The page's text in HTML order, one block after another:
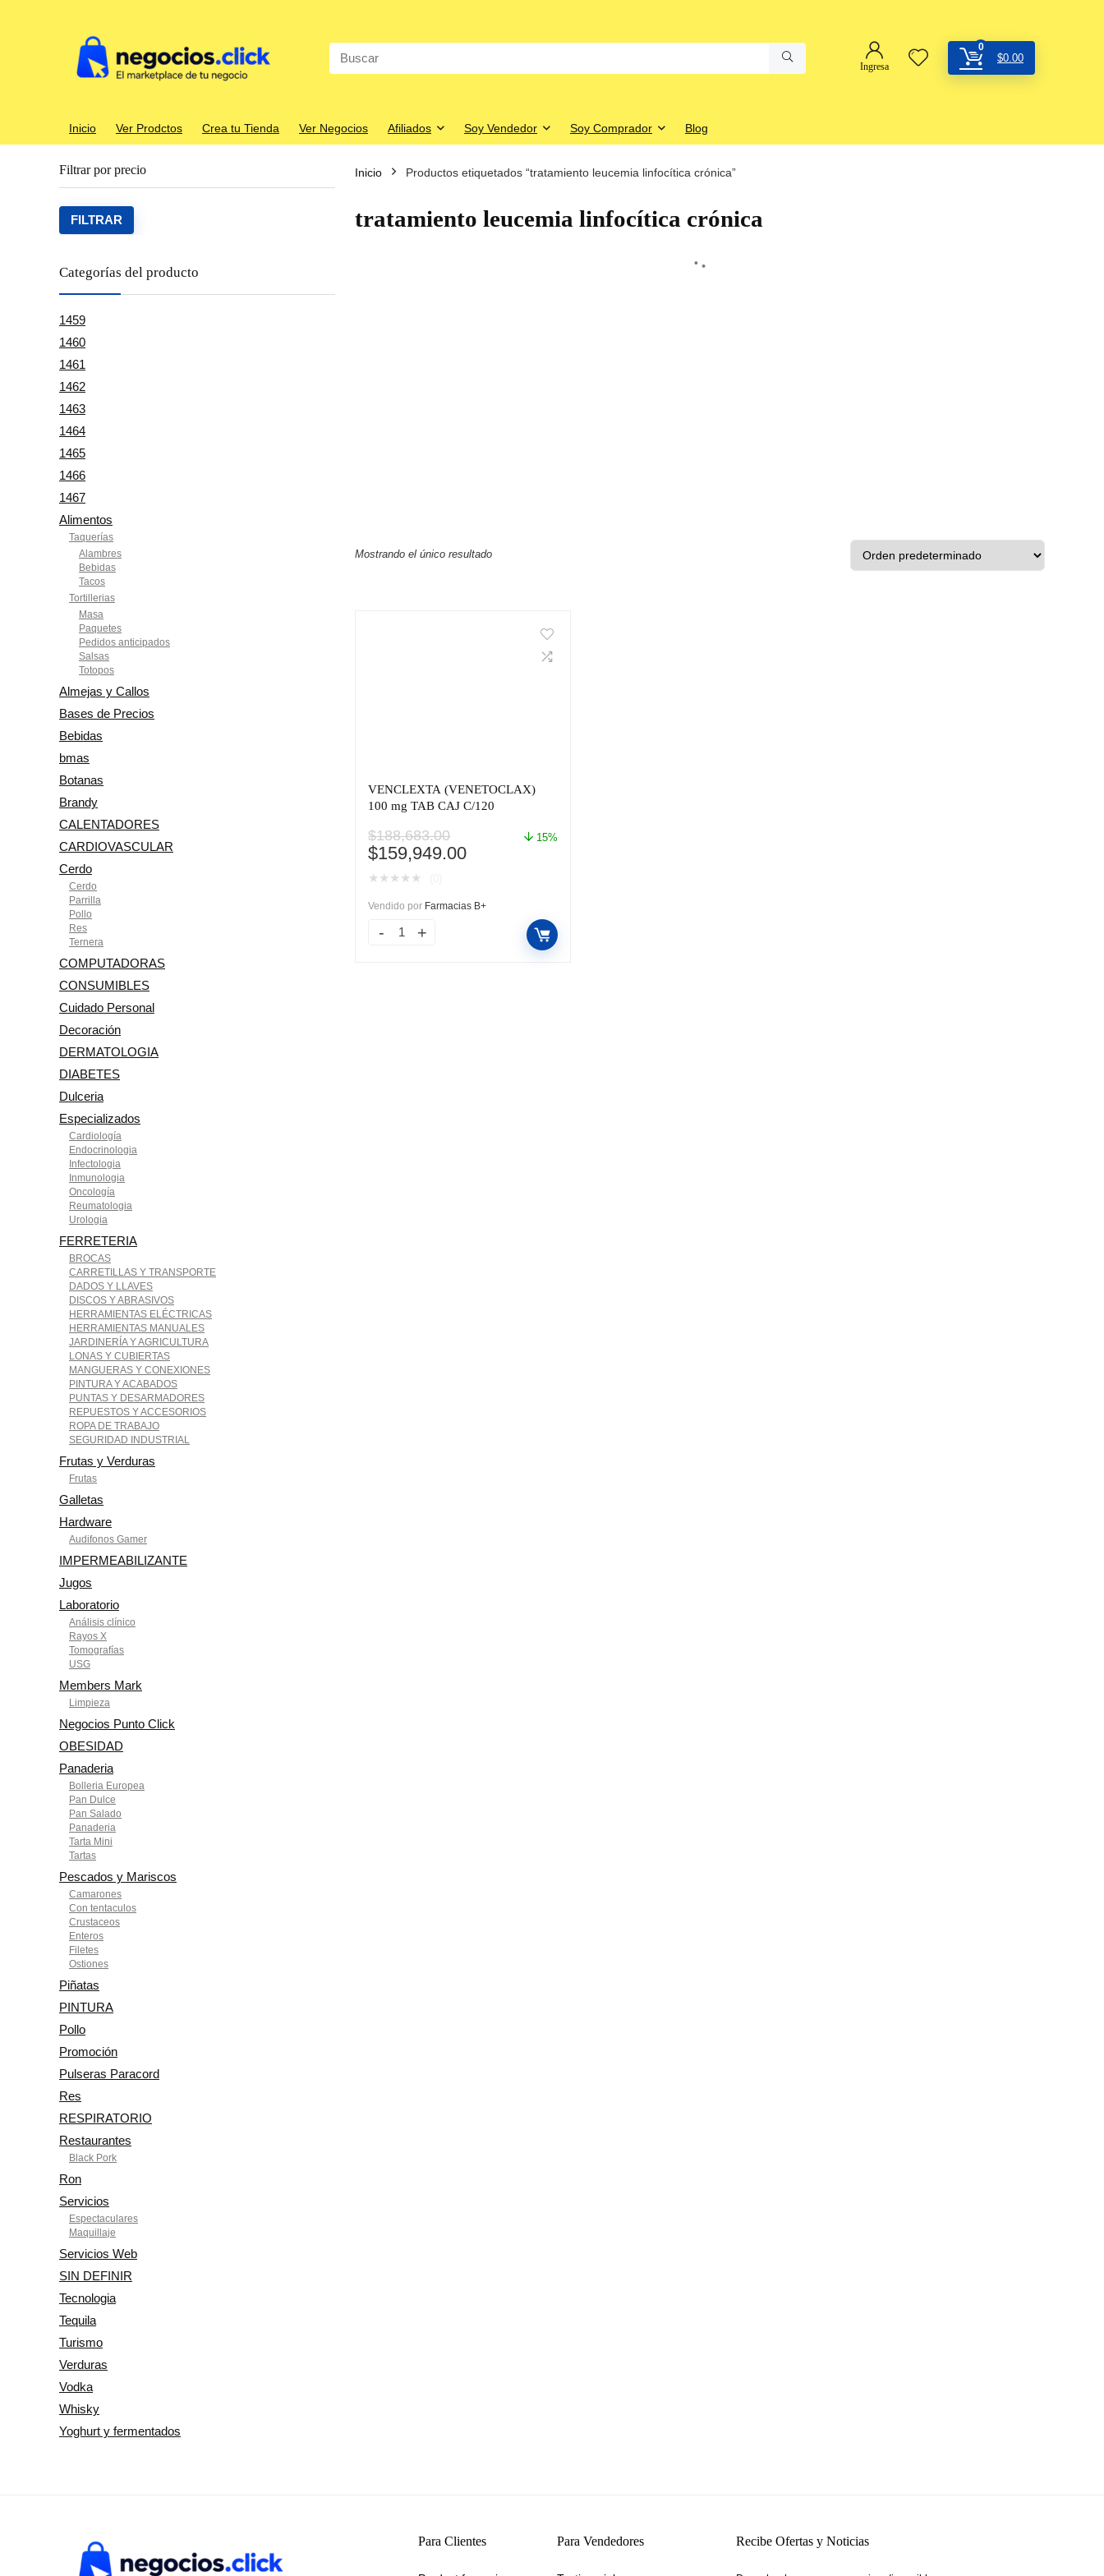
Search
for:
Ingresa
0
$0.00
Inicio Ver Prodctos Crea tu Tienda Ver Negocios Afiliados Soy Vendedor Soy Comprador Blog
Filtrar por precio
Precio
Precio
FILTRAR
Categorías del producto
1459
1460
1461
1462
1463
1464
1465
1466
1467
Alimentos
Taquerías
Alambres
Bebidas
Tacos
Tortillerias
Masa
Paquetes
Pedidos anticipados
Salsas
Totopos
Almejas y Callos
Bases de Precios
Bebidas
bmas
Botanas
Brandy
CALENTADORES
CARDIOVASCULAR
Cerdo
Cerdo
Parrilla
Pollo
Res
Ternera
COMPUTADORAS
CONSUMIBLES
Cuidado Personal
Decoración
DERMATOLOGIA
DIABETES
Dulceria
Especializados
Cardiología
Endocrinologia
Infectologia
Inmunologia
Oncología
Reumatologia
Urologia
FERRETERIA
BROCAS
CARRETILLAS Y TRANSPORTE
DADOS Y LLAVES
DISCOS Y ABRASIVOS
HERRAMIENTAS ELÉCTRICAS
HERRAMIENTAS MANUALES
JARDINERÍA Y AGRICULTURA
LONAS Y CUBIERTAS
MANGUERAS Y CONEXIONES
PINTURA Y ACABADOS
PUNTAS Y DESARMADORES
REPUESTOS Y ACCESORIOS
ROPA DE TRABAJO
SEGURIDAD INDUSTRIAL
Frutas y Verduras
Frutas
Galletas
Hardware
Audifonos Gamer
IMPERMEABILIZANTE
Jugos
Laboratorio
Análisis clínico
Rayos X
Tomografías
USG
Members Mark
Limpieza
Negocios Punto Click
OBESIDAD
Panaderia
Bolleria Europea
Pan Dulce
Pan Salado
Panaderia
Tarta Mini
Tartas
Pescados y Mariscos
Camarones
Con tentaculos
Crustaceos
Enteros
Filetes
Ostiones
Piñatas
PINTURA
Pollo
Promoción
Pulseras Paracord
Res
RESPIRATORIO
Restaurantes
Black Pork
Ron
Servicios
Espectaculares
Maquillaje
Servicios Web
SIN DEFINIR
Tecnologia
Tequila
Turismo
Verduras
Vodka
Whisky
Yoghurt y fermentados
Inicio Productos etiquetados “tratamiento leucemia linfocítica crónica”
tratamiento leucemia linfocítica crónica
Mostrando el único resultado
VENCLEXTA (VENETOCLAX)
100 mg TAB CAJ C/120
$188,683.00
El
precio
original
era:
$188,683.00.
$159,949.00El
es:
$159,949.00.
15%
★ ★ ★ ★ ★
Vendido por Farmacias B+
VENCLEXTA
Para Clientes Para Vendedores Recibe Ofertas y Noticias